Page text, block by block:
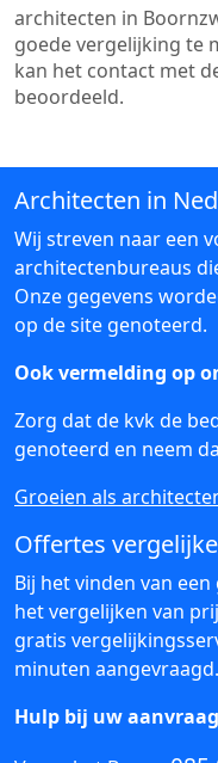
architecten in
goede vergelijking te
kan het contact met
beoordeeld.
Architecten in
Wij streven naar een
architectenbureaus
Onze gegevens
op de site genoteerd.
Ook vermelding op
Zorg dat de kvk de
genoteerd en neem
Groeien als
Offertes
Bij het vinden van
het vergelijken van
gratis
minuten aangevraagd.
Hulp bij uw